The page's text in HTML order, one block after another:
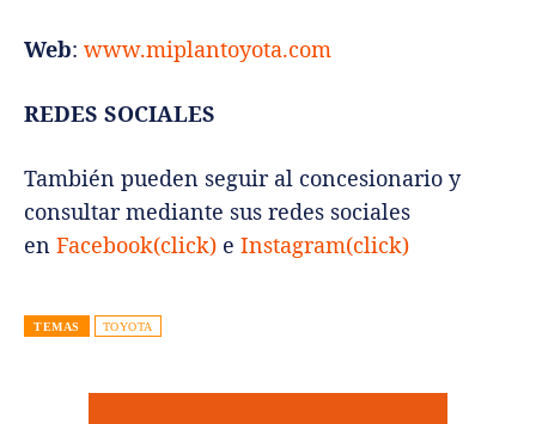
Web: www.miplantoyota.com
REDES SOCIALES
También pueden seguir al concesionario y
consultar mediante sus redes sociales
en Facebook(click) e Instagram(click)
TEMAS TOYOTA